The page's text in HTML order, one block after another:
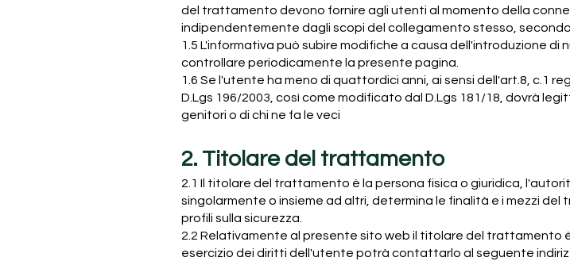
del trattamento devono fornire agli utenti al momento della
indipendentemente dagli scopi del collegamento stesso, secondo
1.5 L'informativa può subire modifiche a causa dell'introduzione
controllare periodicamente la presente pagina.
1.6 Se l'utente ha meno di quattordici anni, ai sensi dell'art.8, c.1
D.Lgs 196/2003, così come modificato dal D.Lgs 181/18, dovrà
genitori o di chi ne fa le veci
2. Titolare del trattamento
2.1 Il titolare del trattamento è la persona fisica o giuridica,
singolarmente o insieme ad altri, determina le finalità e i mezzi
profili sulla sicurezza.
2.2 Relativamente al presente sito web il titolare del trattamento
esercizio dei diritti dell'utente potrà contattarlo al seguente